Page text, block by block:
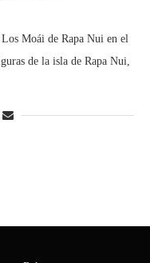
Moái de Rapa Nui en el
de la isla de Rapa Nui,